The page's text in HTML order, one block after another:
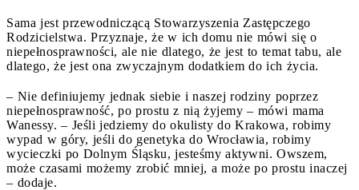
Sama jest przewodniczącą Stowarzyszenia Zastępczego
Rodzicielstwa. Przyznaje, że w ich domu nie mówi się o
niepełnosprawności, ale nie dlatego, że jest to temat tabu, ale
dlatego, że jest ona zwyczajnym dodatkiem do ich życia.
– Nie definiujemy jednak siebie i naszej rodziny poprzez
niepełnosprawność, po prostu z nią żyjemy – mówi mama
Wanessy. – Jeśli jedziemy do okulisty do Krakowa, robimy
wypad w góry, jeśli do genetyka do Wrocławia, robimy
wycieczki po Dolnym Śląsku, jesteśmy aktywni. Owszem,
może czasami możemy zrobić mniej, a może po prostu inaczej
– dodaje.